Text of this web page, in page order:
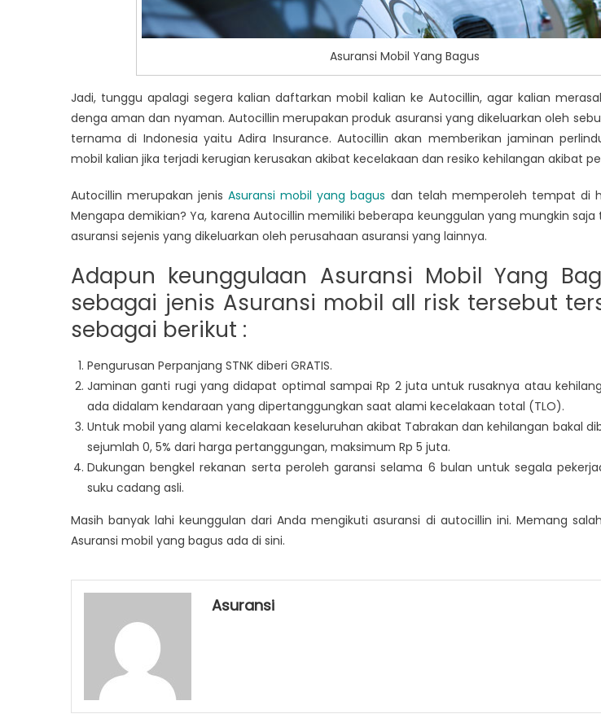
Asuransi Mobil Yang Bagus
Jadi, tunggu apalagi segera kalian daftarkan mobil kalian ke Autocillin, agar kalian
denga aman dan nyaman. Autocillin merupakan produk asuransi yang dikeluarkan oleh
ternama di Indonesia yaitu Adira Insurance. Autocillin akan memberikan jaminan
mobil kalian jika terjadi kerugian kerusakan akibat kecelakaan dan resiko kehilangan akibat
Autocillin merupakan jenisAsuransi mobil yang bagus dan telah memperoleh tempat di
Mengapa demikian? Ya, karena Autocillin memiliki beberapa keunggulan yang mungkin saja
asuransi sejenis yang dikeluarkan oleh perusahaan asuransi yang lainnya.
Adapun keunggulaan Asuransi Mobil Yang
sebagai jenis Asuransi mobil all risk tersebut
sebagai berikut :
Pengurusan Perpanjang STNK diberi GRATIS.
Jaminan ganti rugi yang didapat optimal sampai Rp 2 juta untuk rusaknya atau
ada didalam kendaraan yang dipertanggungkan saat alami kecelakaan total (TLO).
Untuk mobil yang alami kecelakaan keseluruhan akibat Tabrakan dan kehilangan bakal
sejumlah 0, 5% dari harga pertanggungan, maksimum Rp 5 juta.
Dukungan bengkel rekanan serta peroleh garansi selama 6 bulan untuk segala
suku cadang asli.
Masih banyak lahi keunggulan dari Anda mengikuti asuransi di autocillin ini. Memang
Asuransi mobil yang bagus ada di sini.
Asuransi